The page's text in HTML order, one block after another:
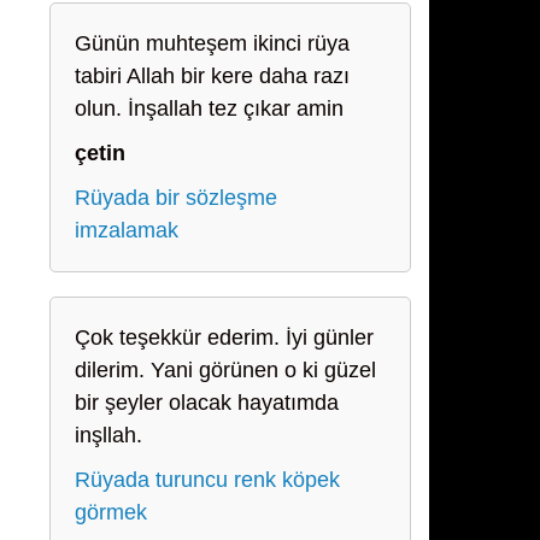
Günün muhteşem ikinci rüya
tabiri Allah bir kere daha razı
olun. İnşallah tez çıkar amin
çetin
Rüyada bir sözleşme
imzalamak
Çok teşekkür ederim. İyi günler
dilerim. Yani görünen o ki güzel
bir şeyler olacak hayatımda
inşllah.
Rüyada turuncu renk köpek
görmek